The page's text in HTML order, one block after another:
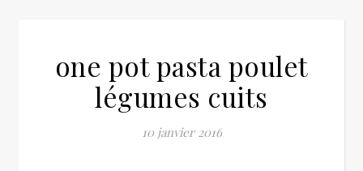
one pot pasta poulet
légumes cuits
10 janvier 2016